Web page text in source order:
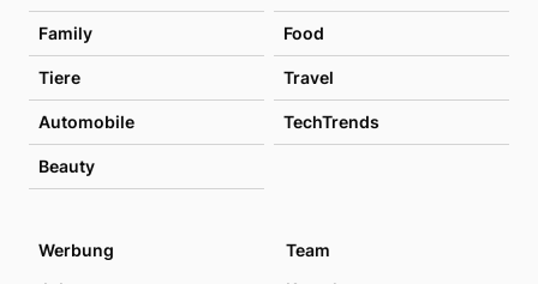
Family Food
Tiere Travel
Automobile TechTrends
Beauty
Werbung
Team